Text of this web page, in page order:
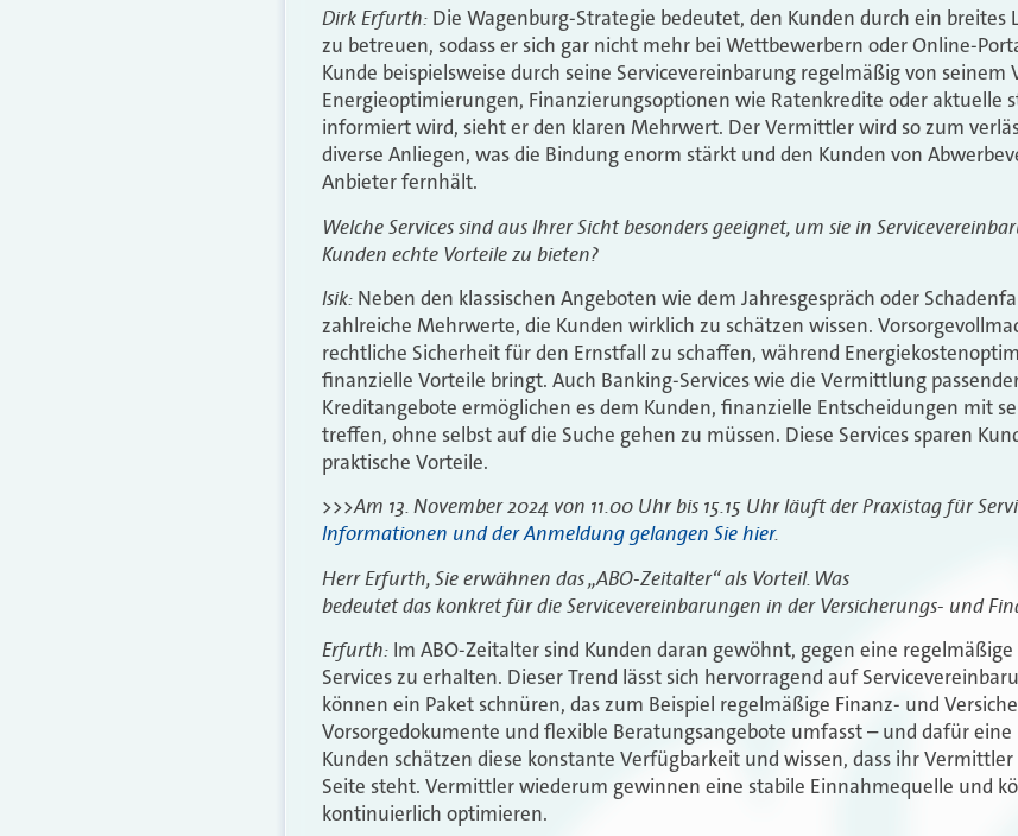
Dirk Erfurth: Die Wagenburg-Strategie bedeutet, den Kunden durch ein breites
zu betreuen, sodass er sich gar nicht mehr bei Wettbewerbern oder Online-
Kunde beispielsweise durch seine Servicevereinbarung regelmäßig von
Energieoptimierungen, Finanzierungsoptionen wie Ratenkredite oder aktuelle
informiert wird, sieht er den klaren Mehrwert. Der Vermittler wird so zum
diverse Anliegen, was die Bindung enorm stärkt und den Kunden von
Anbieter fernhält.
Welche Services sind aus Ihrer Sicht besonders geeignet, um sie in
Kunden echte Vorteile zu bieten?
Isik: Neben den klassischen Angeboten wie dem Jahresgespräch oder
zahlreiche Mehrwerte, die Kunden wirklich zu schätzen wissen.
rechtliche Sicherheit für den Ernstfall zu schaffen, während
finanzielle Vorteile bringt. Auch Banking-Services wie die Vermittlung
Kreditangebote ermöglichen es dem Kunden, finanzielle Entscheidungen mit
treffen, ohne selbst auf die Suche gehen zu müssen. Diese Services sparen
praktische Vorteile.
>>>Am 13. November 2024 von 11.00 Uhr bis 15.15 Uhr läuft der Praxistag für
Informationen und der Anmeldung gelangen Sie hier.
Herr Erfurth, Sie erwähnen das „ABO-Zeitalter“ als Vorteil. Was
bedeutet das konkret für die Servicevereinbarungen in der Versicherungs- und
Erfurth: Im ABO-Zeitalter sind Kunden daran gewöhnt, gegen eine
Services zu erhalten. Dieser Trend lässt sich hervorragend auf
können ein Paket schnüren, das zum Beispiel regelmäßige Finanz- und
Vorsorgedokumente und flexible Beratungsangebote umfasst – und dafür
Kunden schätzen diese konstante Verfügbarkeit und wissen, dass ihr
Seite steht. Vermittler wiederum gewinnen eine stabile Einnahmequelle und
kontinuierlich optimieren.